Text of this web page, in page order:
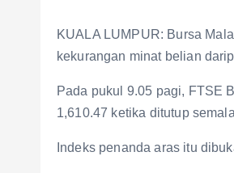
KUALA LUMPUR: Bursa
kekurangan minat belian
Pada pukul 9.05 pagi, FTSE
1,610.47 ketika ditutup
Indeks penanda aras itu